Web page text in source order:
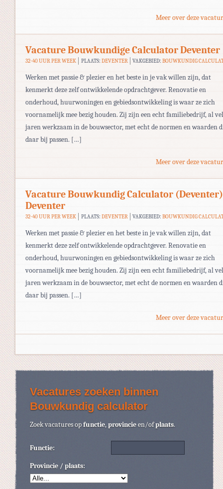
Meer over deze
Vacature Bouwkundige Calculator Deventer
32-40 UUR PER WEEK PLAATS: DEVENTER VAKGEBIED:BOUWKUNDIG
Werken met passie & plezier en het beste in je vak willen zijn, dat
kenmerkt deze zelf ontwikkelende opdrachtgever. Renovatie en
onderhoud, huurwoningen en gebiedsontwikkeling is waar ze zich
voornamelijk mee bezig houden. Zij zijn een echt familiebedrijf, al
jaren werkzaam in de bouwsector, met echt de normen en waarden
daar bij passen. […]
Meer over deze
Vacature Bouwkundig Calculator (Deventer)
Deventer
32-40 UUR PER WEEK PLAATS: DEVENTER VAKGEBIED:BOUWKUNDIG
Werken met passie & plezier en het beste in je vak willen zijn, dat
kenmerkt deze zelf ontwikkelende opdrachtgever. Renovatie en
onderhoud, huurwoningen en gebiedsontwikkeling is waar ze zich
voornamelijk mee bezig houden. Zij zijn een echt familiebedrijf, al
jaren werkzaam in de bouwsector, met echt de normen en waarden
daar bij passen. […]
Meer over deze
Vacatures zoeken binnen
Bouwkundig calculator
Zoek vacatures opfunctie,provincieen/ofplaats.
Functie:
Provincie / plaats: